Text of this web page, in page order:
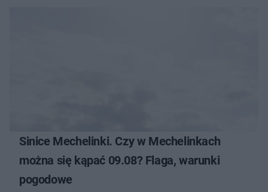
Sinice Mechelinki. Czy w Mechelinkach
można się kąpać 09.08? Flaga, warunki
pogodowe